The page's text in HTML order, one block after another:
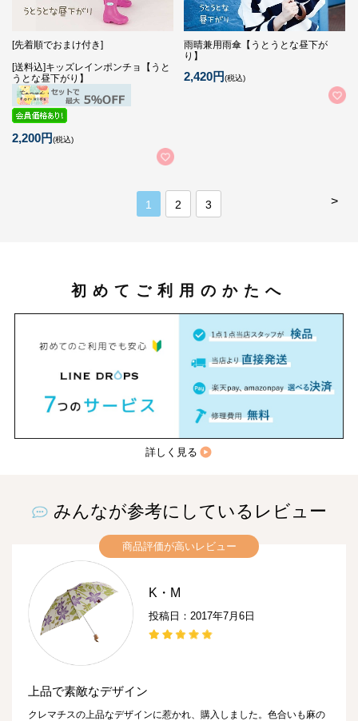
[先着順でおまけ付き]
[送料込]キッズレインポンチョ【うと
うとな昼下がり】
2,200円(税込)
雨晴兼用雨傘【うとうとな昼下が
り】
2,420円(税込)
>
1 2 3
初めてご利用のかたへ
詳しく見る
みんなが参考にしているレビュー
商品評価が高いレビュー
K・M
投稿日：2017年7月6日
上品で素敵なデザイン
クレマチスの上品なデザインに惹かれ、購入しました。色合いも麻の